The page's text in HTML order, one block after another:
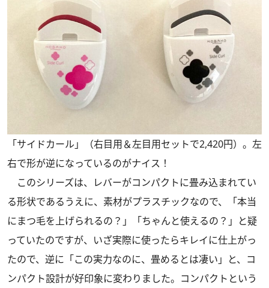
「サイドカール」（右目用＆左目用セットで2,420円）。左
右で形が逆になっているのがナイス！
このシリーズは、レバーがコンパクトに畳み込まれてい
る形状であるうえに、素材がプラスチックなので、「本当
にまつ毛を上げられるの？」「ちゃんと使えるの？」と疑
っていたのですが、いざ実際に使ったらキレイに仕上がっ
たので、逆に「この実力なのに、畳めるとは凄い」と、コ
ンパクト設計が好印象に変わりました。コンパクトという